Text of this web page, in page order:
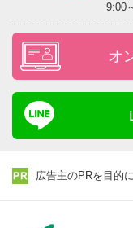
9:00
オ
広告主のPRを目的